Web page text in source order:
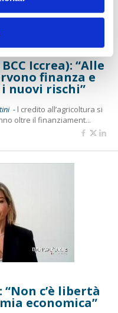
Iccrea): “Alle
finanza e
nuovi rischi”
- l credito all’agricoltura si
oltre il finanziament...
“Non c’è libertà
economica”